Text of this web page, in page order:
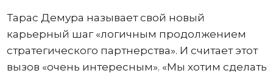
Тарас Демура называет свой новый
карьерный шаг «логичным продолжением
стратегического партнерства». И считает этот
вызов «очень интересным». «Мы хотим сделать